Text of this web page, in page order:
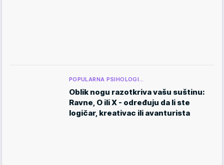
POPULARNA PSIHOLOGI…
Oblik nogu razotkriva vašu suštinu:
Ravne, O ili X - određuju da li ste
logičar, kreativac ili avanturista